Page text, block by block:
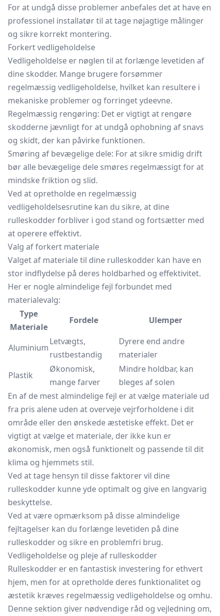
For at undgå disse problemer anbefales det at have en
professionel installatør til at tage nøjagtige målinger
og sikre korrekt montering.
Forkert vedligeholdelse
Vedligeholdelse er nøglen til at forlænge levetiden af
dine skodder. Mange brugere forsømmer
regelmæssig vedligeholdelse, hvilket kan resultere i
mekaniske problemer og forringet ydeevne.
Regelmæssig rengøring: Det er vigtigt at rengøre
skodderne jævnligt for at undgå ophobning af snavs
og skidt, der kan påvirke funktionen.
Smøring af bevægelige dele: For at sikre smidig drift
bør alle bevægelige dele smøres regelmæssigt for at
mindske friktion og slid.
Ved at opretholde en regelmæssig
vedligeholdelsesrutine kan du sikre, at dine
rulleskodder forbliver i god stand og fortsætter med
at operere effektivt.
Valg af forkert materiale
Valget af materiale til dine rulleskodder kan have en
stor indflydelse på deres holdbarhed og effektivitet.
Her er nogle almindelige fejl forbundet med
materialevalg:
Type
Materiale
Fordele Ulemper
Aluminium
Letvægts,
rustbestandig
Dyrere end andre
materialer
Plastik
Økonomisk,
mange farver
Mindre holdbar, kan
bleges af solen
En af de mest almindelige fejl er at vælge materiale ud
fra pris alene uden at overveje vejrforholdene i dit
område eller den ønskede æstetiske effekt. Det er
vigtigt at vælge et materiale, der ikke kun er
økonomisk, men også funktionelt og passende til dit
klima og hjemmets stil.
Ved at tage hensyn til disse faktorer vil dine
rulleskodder kunne yde optimalt og give en langvarig
beskyttelse.
Ved at være opmærksom på disse almindelige
fejltagelser kan du forlænge levetiden på dine
rulleskodder og sikre en problemfri brug.
Vedligeholdelse og pleje af rulleskodder
Rulleskodder er en fantastisk investering for ethvert
hjem, men for at opretholde deres funktionalitet og
æstetik kræves regelmæssig vedligeholdelse og omhu.
Denne sektion giver nødvendige råd og vejledning om,